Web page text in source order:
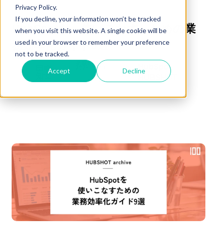
Privacy Policy.
If you decline, your information won’t be tracked
when you visit this website. A single cookie will be
used in your browser to remember your preference
not to be tracked.
Accept Decline
HubSpotを「使いこなす」ための業
務効率化ガイド9選
田嶋
知世
更新日：
2025/11/13
公開日：
2025/10/08
HubSpot
HUBSHOT